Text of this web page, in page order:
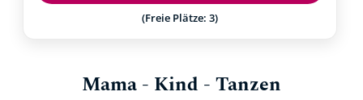
(Freie Plätze: 3)
Mama - Kind - Tanzen